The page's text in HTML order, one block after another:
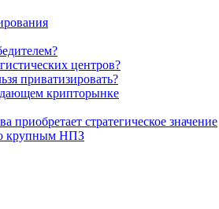
центров?
приватизировать?
крипторынке
приобретает стратегическое значение
крупным НПЗ